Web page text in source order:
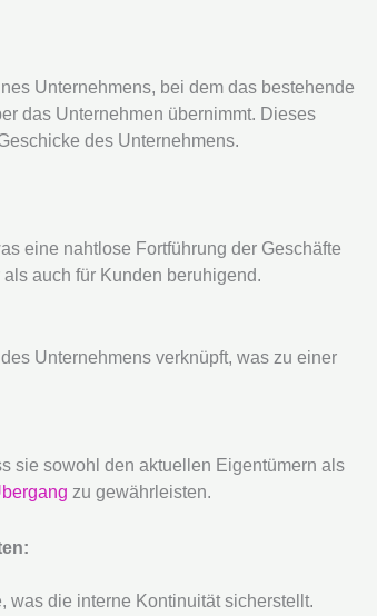
Unternehmens, bei dem das bestehende
das Unternehmen übernimmt. Dieses
des Unternehmens.
eine nahtlose Fortführung der Geschäfte
auch für Kunden beruhigend.
Unternehmens verknüpft, was zu einer
sie sowohl den aktuellen Eigentümern als
zu gewährleisten.
was die interne Kontinuität sicherstellt.